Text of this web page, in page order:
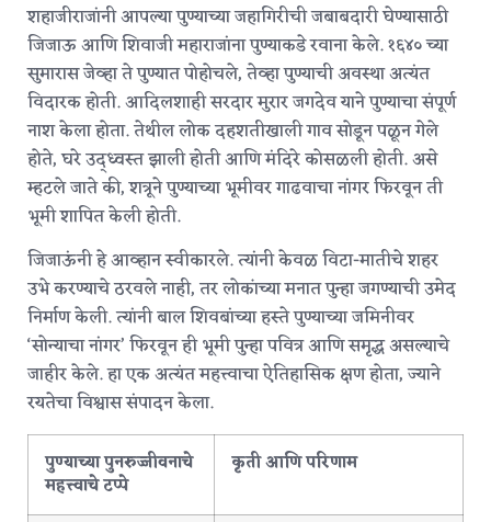
शहाजीराजांनी आपल्या पुण्याच्या जहागिरीची जबाबदारी घेण्यासाठी
जिजाऊ आणि शिवाजी महाराजांना पुण्याकडे रवाना केले. १६४० च्या
सुमारास जेव्हा ते पुण्यात पोहोचले, तेव्हा पुण्याची अवस्था अत्यंत
विदारक होती. आदिलशाही सरदार मुरार जगदेव याने पुण्याचा संपूर्ण
नाश केला होता.तेथील लोक दहशतीखाली गाव सोडून पळून गेले
होते, घरे उद्ध्वस्त झाली होती आणि मंदिरे कोसळली होती. असे
म्हटले जाते की, शत्रूने पुण्याच्या भूमीवर गाढवाचा नांगर फिरवून ती
भूमी शापित केली होती.
जिजाऊंनी हे आव्हान स्वीकारले. त्यांनी केवळ विटा-मातीचे शहर
उभे करण्याचे ठरवले नाही, तर लोकांच्या मनात पुन्हा जगण्याची उमेद
निर्माण केली. त्यांनी बाल शिवबांच्या हस्ते पुण्याच्या जमिनीवर
‘सोन्याचा नांगर’ फिरवून ही भूमी पुन्हा पवित्र आणि समृद्ध असल्याचे
जाहीर केले.हा एक अत्यंत महत्त्वाचा ऐतिहासिक क्षण होता, ज्याने
रयतेचा विश्वास संपादन केला.
पुण्याच्या पुनरुज्जीवनाचे
महत्त्वाचे टप्पे
कृती आणि परिणाम